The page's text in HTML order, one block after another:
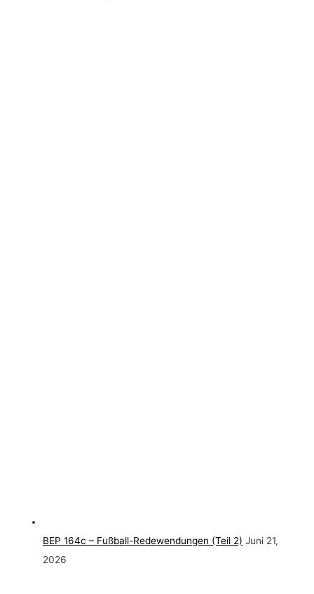
BEP 164c – Fußball-Redewendungen (Teil 2) Juni 21,
2026